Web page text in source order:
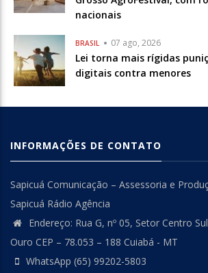
nacionais
BRASIL 07 ago, 2026
Lei torna mais rígidas
digitais contra menores
INFORMAÇÕES DE CONTATO
Sapicuá Comunicação – Assessoria e
Sapicuá Rádio Agência
Endereço: Rua G, nº 05, Setor Centro
Ouro CEP – 78.053 – 188 Cuiabá - MT
WhatsApp (65) 99202-5803